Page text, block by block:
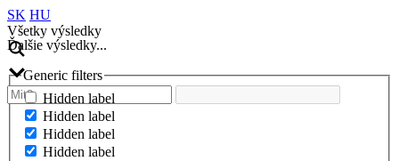
SK HU
Všetky výsledky
Ďalšie výsledky...
Generic filters
Hidden label
Hidden label
Hidden label
Hidden label